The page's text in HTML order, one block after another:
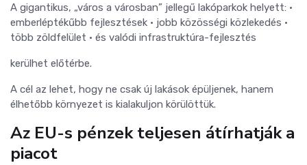
A gigantikus, „város a városban” jellegű lakóparkok helyett: •
emberléptékűbb fejlesztések • jobb közösségi közlekedés •
több zöldfelület • és valódi infrastruktúra-fejlesztés
kerülhet előtérbe.
A cél az lehet, hogy ne csak új lakások épüljenek, hanem
élhetőbb környezet is kialakuljon körülöttük.
Az EU-s pénzek teljesen átírhatják a
piacot